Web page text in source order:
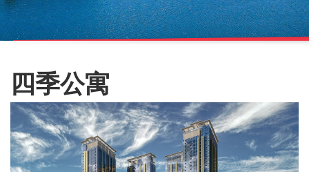
联系我们
四季公寓